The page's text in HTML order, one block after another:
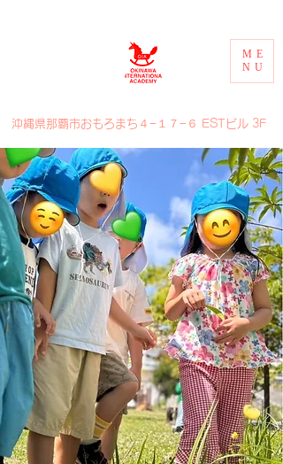
ME
NU
​沖縄県那覇市おもろまち４−１７−６ ESTビル 3F